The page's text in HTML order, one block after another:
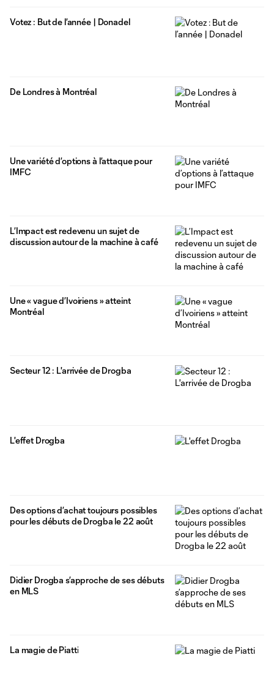
Votez : But de l’année | Donadel
De Londres à Montréal
Une variété d’options à l’attaque pour
IMFC
L’Impact est redevenu un sujet de
discussion autour de la machine à café
Une « vague d’Ivoiriens » atteint
Montréal
Secteur 12 : L'arrivée de Drogba
L'effet Drogba
Des options d’achat toujours possibles
pour les débuts de Drogba le 22 août
Didier Drogba s’approche de ses débuts
en MLS
La magie de Piatti